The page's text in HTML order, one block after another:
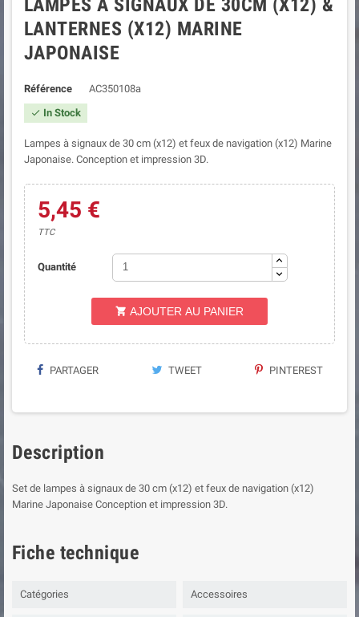
LANTERNES (X12) MARINE
JAPONAISE
Référence AC350108a
 In Stock
Lampes à signaux de 30 cm (x12) et feux de navigation (x12) Marine
Japonaise. Conception et impression 3D.
5,45 €
TTC
Quantité
 AJOUTER AU PANIER
PARTAGER TWEET PINTEREST
Description
Set de lampes à signaux de 30 cm (x12) et feux de navigation (x12)
Marine Japonaise Conception et impression 3D.
Fiche technique
Catégories Accessoires